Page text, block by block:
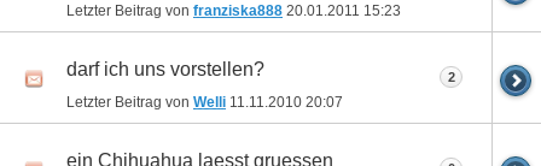
Letzter Beitrag von franziska888 20.01.2011 15:23
darf ich uns vorstellen?
Letzter Beitrag von Welli 11.11.2010 20:07
2
ein Chihuahua laesst gruessen